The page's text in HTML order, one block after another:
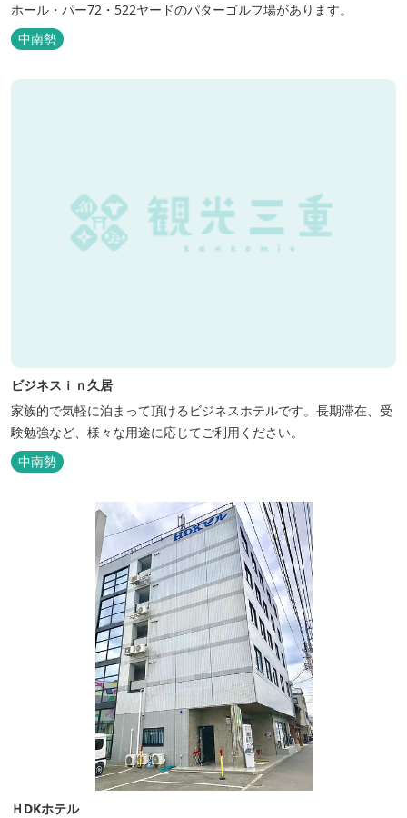
ホール・パー72・522ヤードのパターゴルフ場があります。
中南勢
ビジネスｉｎ久居
家族的で気軽に泊まって頂けるビジネスホテルです。長期滞在、受
験勉強など、様々な用途に応じてご利用ください。
中南勢
ＨDKホテル